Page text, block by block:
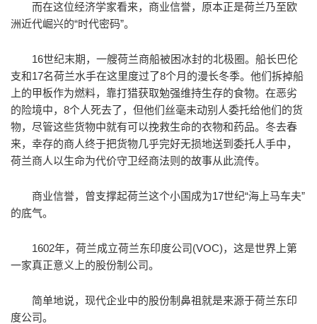
而在这位经济学家看来，商业信誉，原本正是荷兰乃至欧
洲近代崛兴的“时代密码”。
16世纪末期，一艘荷兰商船被困冰封的北极圈。船长巴伦
支和17名荷兰水手在这里度过了8个月的漫长冬季。他们拆掉船
上的甲板作为燃料，靠打猎获取勉强维持生存的食物。在恶劣
的险境中，8个人死去了，但他们丝毫未动别人委托给他们的货
物，尽管这些货物中就有可以挽救生命的衣物和药品。冬去春
来，幸存的商人终于把货物几乎完好无损地送到委托人手中，
荷兰商人以生命为代价守卫经商法则的故事从此流传。
商业信誉，曾支撑起荷兰这个小国成为17世纪“海上马车夫”
的底气。
1602年，荷兰成立荷兰东印度公司(VOC)，这是世界上第
一家真正意义上的股份制公司。
简单地说，现代企业中的股份制鼻祖就是来源于荷兰东印
度公司。